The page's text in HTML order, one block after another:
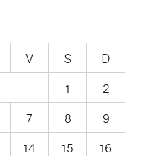
V S
D
1
2
7 8
9
14 15
16